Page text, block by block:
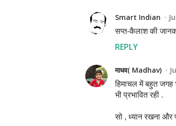
Smart Indian
सप्त-कैलाश की
REPLY
माधव( Madhav)
हिमाचल में बहुत जगह
भी प्रभावित रही .
सो , ध्यान रखना और